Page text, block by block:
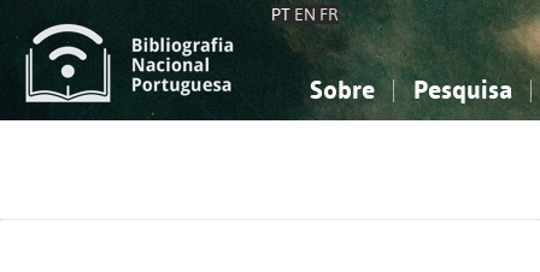
PT EN FR
Sobre Pesquisa